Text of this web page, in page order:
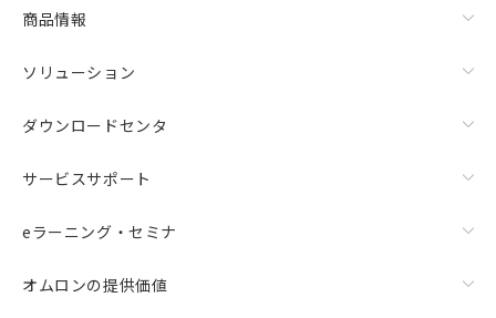
商品情報
ソリューション
ダウンロードセンタ
サービスサポート
eラーニング・セミナ
オムロンの提供価値